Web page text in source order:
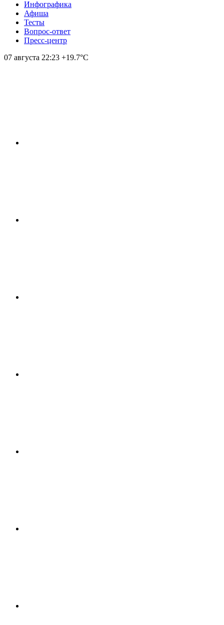
Инфографика
Афиша
Тесты
Вопрос-ответ
Пресс-центр
07 августа 22:23 +19.7°С